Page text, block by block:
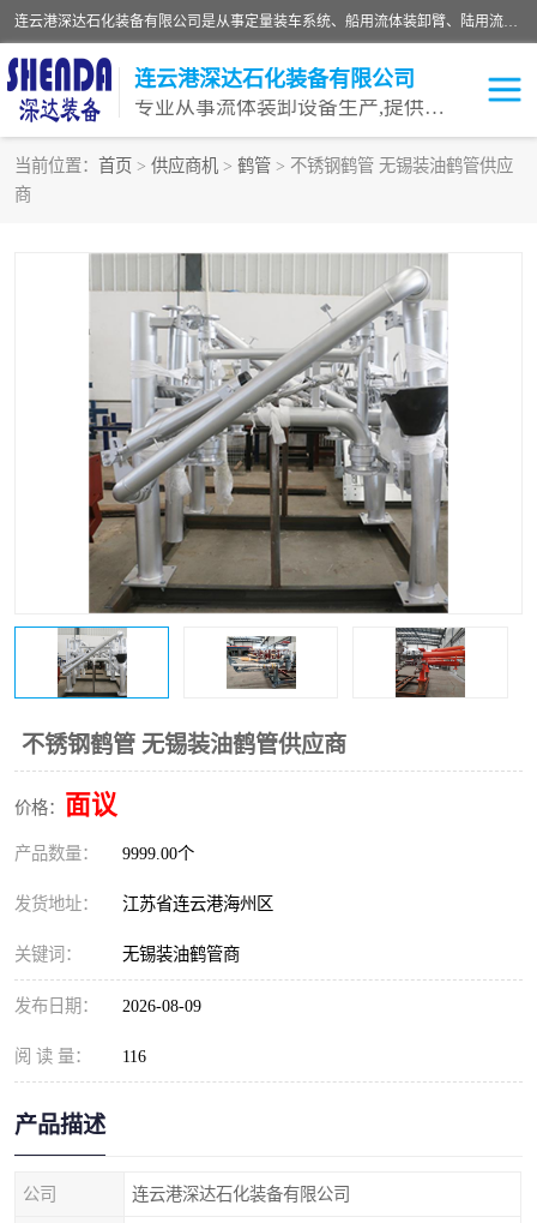
连云港深达石化装备有限公司是从事定量装车系统、船用流体装卸臂、陆用流体装卸臂（鹤管）、活动梯、钢构平台等全系列流体装卸设备的设计、制造、销售以及服务的专业供应商。公司始终以客户为中心，密切跟踪国内外油气储运及装卸设备先进技术的发展，以先进的技术、优质的产品、一流的服务，满足客户需求。
连云港深达石化装备有限公司
专业从事流体装卸设备生产,提供全面解决方案，生产与定制服务
当前位置： 首页 > 供应商机 > 鹤管 > 不锈钢鹤管 无锡装油鹤管供应
商
不锈钢鹤管 无锡装油鹤管供应商
价格： 面议
产品数量： 9999.00个
发货地址： 江苏省连云港海州区
关键词： 无锡装油鹤管商
发布日期： 2026-08-09
阅 读 量： 116
产品描述
公司 连云港深达石化装备有限公司
液氨装鹤管 潜油泵鹤管
流体装卸臂 输油臂
撬装鹤管 汽车鹤管
火车鹤管